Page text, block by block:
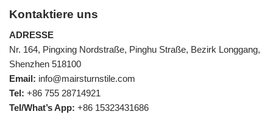
Kontaktiere uns
ADRESSE
Nr. 164, Pingxing Nordstraße, Pinghu Straße, Bezirk Longgang,
Shenzhen 518100
Email: info@mairsturnstile.com
Tel: +86 755 28714921
Tel/What’s App: +86 15323431686